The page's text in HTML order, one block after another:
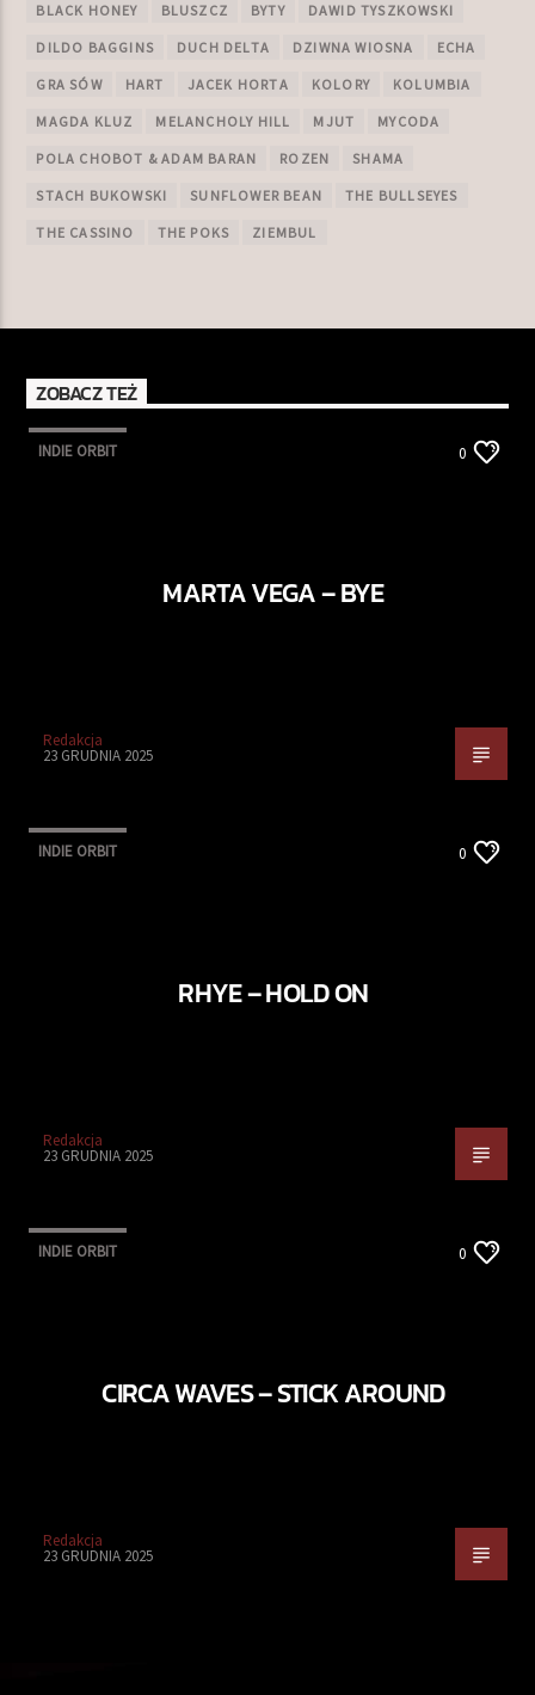
BLACK HONEY BLUSZCZ BYTY DAWID TYSZKOWSKI
DILDO BAGGINS DUCH DELTA DZIWNA WIOSNA ECHA
GRA SÓW HART JACEK HORTA KOLORY KOLUMBIA
MAGDA KLUZ MELANCHOLY HILL MJUT MYCODA
POLA CHOBOT & ADAM BARAN ROZEN SHAMA
STACH BUKOWSKI SUNFLOWER BEAN THE BULLSEYES
THE CASSINO THE POKS ZIEMBUL
ZOBACZ TEŻ
INDIE ORBIT 0
MARTA VEGA – BYE
Redakcja
23 GRUDNIA 2025
INDIE ORBIT 0
RHYE – HOLD ON
Redakcja
23 GRUDNIA 2025
INDIE ORBIT 0
CIRCA WAVES – STICK AROUND
Redakcja
23 GRUDNIA 2025